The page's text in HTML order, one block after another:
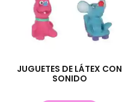
JUGUETES DE LÁTEX CON
SONIDO